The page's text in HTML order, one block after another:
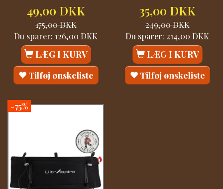
49,00 DKK
175,00 DKK
Du sparer: 126,00 DKK
LÆG I KURV
Tilføj ønskeliste
35,00 DKK
249,00 DKK
Du sparer: 214,00 DKK
LÆG I KURV
Tilføj ønskeliste
-75%